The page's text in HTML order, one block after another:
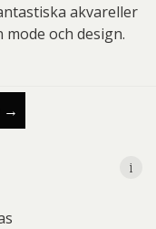
akvareller
och design.
→
i